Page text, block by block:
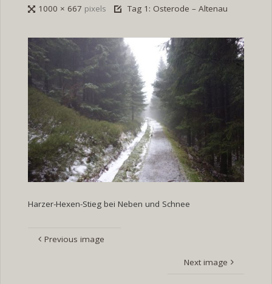
Full1000 × 667 pixels Tag 1: Osterode – Altenau
Harzer-Hexen-Stieg bei Neben und Schnee
Previous image
Next image